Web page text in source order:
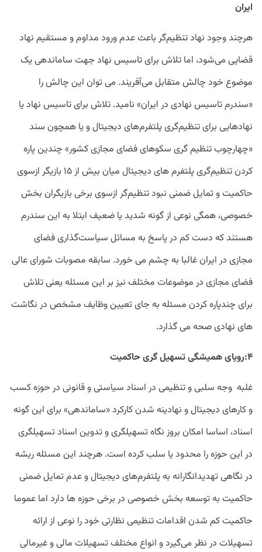
ایران
هرچند وجود نهاد تنظیم‌گر باعث عدم ورود مداوم و مستقیم نهاد
قضایی می‌شود، اما تلاش برای تاسیس نهاد جهت ساماندهی یک
موضوع خود چالش متقابل می‌آفریند. می توان این چالش را
«سندرم تاسیس نهادی در ایران» نامید. تلاش برای تاسیس نهاد یا
نهادهایی برای تنظیم‌گری پلتفرم‌های دیجیتال و یا همچون سند
«چهارچوب تنظیم گری سکوهای فضای مجازی کشور» چندین پاره
کردن تنظیم‌گری پلتفرم های دیجیتال میان بیش از ۱۵ بازیگر ازسوی
حاکمیت و تمایل ضمنی نبود تنظیم‌گر ازسوی برخی بازیگران بخش
خصوصی، همگی نوعی از گونه شدید یا ضعیف ابتلا به این سندرم
هستند که دست کم در پاسخ به مسائل سیاست‌گذاری فضای
مجازی در ایران غالبا به چشم می خورد. سابقه مصوبات شورای عالی
فضای مجازی در موضوعات مختلف نیز بر این مسئله یعنی تلاش
برای چندپاره کردن مسئله به جای تعیین وظایف مشخص در نگاشت
های نهادی صحه می گذارد.
۴:رویای همیشگی تسهیل گری حاکمیت
غلبه وجه سلبی و تنظیمی در اسناد سیاستی و قانونی در حوزه کسب
و کارهای دیجیتال و نهادینه شدن کارکرد «ساماندهی» برای این گونه
اسناد، اساسا امکان بروز نگاه تسهیلگری و تدوین اسناد تسهیلگری
در این حوزه را محدود یا سلب کرده است. هرچند این مسئله ریشه
در نگاهی تهدیدانگارانه به پلتفرم‌های دیجیتال و عدم تمایل ضمنی
حاکمیت به توسعه بخش خصوصی در برخی حوزه ها دارد اما عموما
حاکمیت کم شدن اقدامات تنظیمی نظارتی خود را نوعی از ارائه
تسهیلات در نظر می‌گیرد و انواع مختلف تسهیلات مالی و غیرمالی